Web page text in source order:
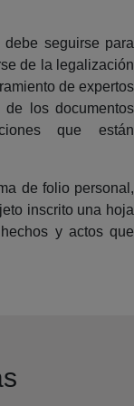
seguirse para
de la legalización
de expertos
de los documentos
que están
de folio personal,
inscrito una hoja
y actos que